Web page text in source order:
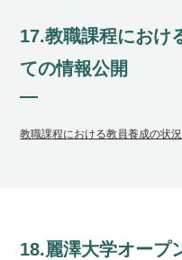
17.教職課程におけ
ての情報公開
教職課程における教員養成の状
18.麗澤大学オープ